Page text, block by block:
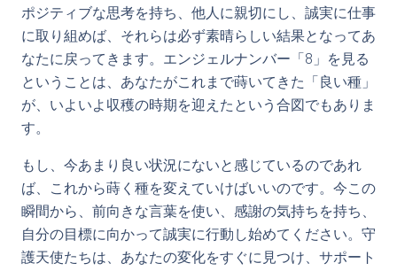
ポジティブな思考を持ち、他人に親切にし、誠実に仕事
に取り組めば、それらは必ず素晴らしい結果となってあ
なたに戻ってきます。エンジェルナンバー「8」を見る
ということは、あなたがこれまで蒔いてきた「良い種」
が、いよいよ収穫の時期を迎えたという合図でもありま
す。
もし、今あまり良い状況にないと感じているのであれ
ば、これから蒔く種を変えていけばいいのです。今この
瞬間から、前向きな言葉を使い、感謝の気持ちを持ち、
自分の目標に向かって誠実に行動し始めてください。守
護天使たちは、あなたの変化をすぐに見つけ、サポート